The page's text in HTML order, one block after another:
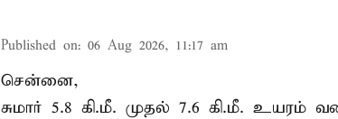
Published on: 06 Aug 2026, 11:17 am
சென்னை,
சுமார் 5.8 கி.மீ. முதல் 7.6 கி.மீ. உயரம்